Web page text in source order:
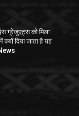
ग्रेजुएट्स को मिला
दिया जाता है यह